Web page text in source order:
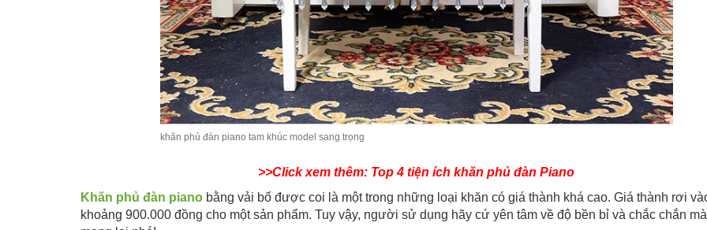
khăn phủ đàn piano tam khúc model sang trọng
>>Click xem thêm: Top 4 tiện ích khăn phủ đàn Piano
Khăn phủ đàn piano bằng vải bố được coi là một trong những loại khăn có giá thành khá cao. Giá thành rơi
khoảng 900.000 đồng cho một sản phẩm. Tuy vậy, người sử dụng hãy cứ yên tâm về độ bền bỉ và chắc chắn